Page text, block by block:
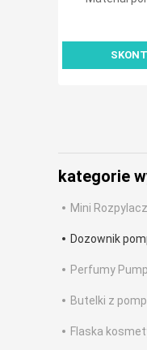
kategorie
Mini Rozpylacz
Dozownik
Perfumy
Butelki z
Flaska